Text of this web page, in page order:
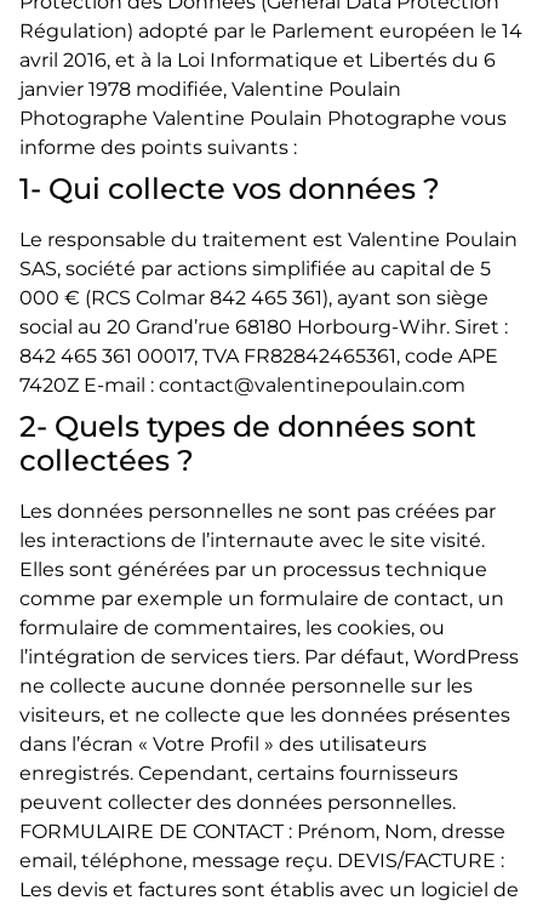
Régulation) adopté par le Parlement européen le 14
avril 2016, et à la Loi Informatique et Libertés du 6
janvier 1978 modifiée, Valentine Poulain
Photographe Valentine Poulain Photographe vous
informe des points suivants :
1- Qui collecte vos données ?
Le responsable du traitement est Valentine Poulain
SAS, société par actions simplifiée au capital de 5
000 € (RCS Colmar 842 465 361), ayant son siège
social au 20 Grand’rue 68180 Horbourg-Wihr. Siret :
842 465 361 00017, TVA FR82842465361, code APE
7420Z E-mail : contact@valentinepoulain.com
2- Quels types de données sont
collectées ?
Les données personnelles ne sont pas créées par
les interactions de l’internaute avec le site visité.
Elles sont générées par un processus technique
comme par exemple un formulaire de contact, un
formulaire de commentaires, les cookies, ou
l’intégration de services tiers. Par défaut, WordPress
ne collecte aucune donnée personnelle sur les
visiteurs, et ne collecte que les données présentes
dans l’écran « Votre Profil » des utilisateurs
enregistrés. Cependant, certains fournisseurs
peuvent collecter des données personnelles.
FORMULAIRE DE CONTACT : Prénom, Nom, dresse
email, téléphone, message reçu. DEVIS/FACTURE :
Les devis et factures sont établis avec un logiciel de